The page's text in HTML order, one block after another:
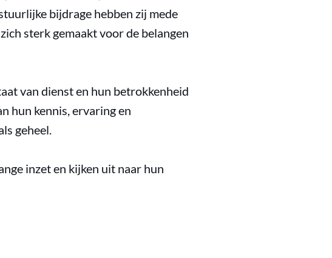
bijdrage hebben zij mede
sterk gemaakt voor de belangen
van dienst en hun betrokkenheid
hun kennis, ervaring en
geheel.
inzet en kijken uit naar hun